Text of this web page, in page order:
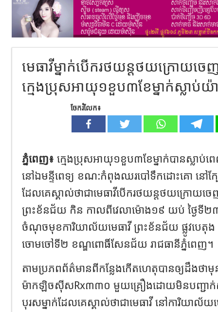
មេធាវីម្នាក់បើករថយន្តថយក្រោយ
ក្មេងប្រុសអាយុ១ខួប៣ខែម្នាក់ស្លា
ចែករំលែក៖
ភ្នំពេញ៖ ក្មេងប្រុសអាយុ១ខួប៣ខែម្នាក់បានស្លាប់ព
នៅឯមន្ទីពេទ្យ ខណ:កំពុងឈរបៅទឹកដោះគោ នៅក្បែរ
ដែលគេស្គាល់ថាជាមេធាវីបើករថយន្តថយក្រោយច
ព្រះខ័នជ័យ កិន​ កាលពីវេលាម៉ោង១៩ យប់​ ថ្ងៃទី២
ចំណុចមុខការិយាល័យមេធាវី ព្រះខ័នជ័យ ផ្លូវបេតុង
ចោមចៅទី២ ខណ្ឌពោធិ៍សែនជ័យ រាជធានីភ្នំពេញ។
តាមប្រភពព័ត៌មានពីកន្លែងកើតហេតុបានឲ្យដឹងថា
ម៉ាកឡិចសុីសRx៣៣០ មួយគ្រឿងដោយមិនបញ្ជាក់
បុរសម្នាក់ដែលគេស្គាល់ថាជាមេធាវី នៅការិយាល័